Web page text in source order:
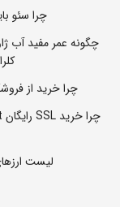
چرا سئو
چگونه عمر مفید آب
چرا خرید از
لیست